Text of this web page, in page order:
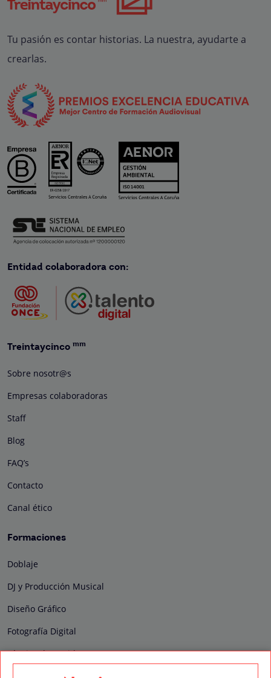
Tu pasión es contar historias. La nuestra, ayudarte a
crearlas.
Entidad colaboradora con:
Treintaycinco mm
Sobre nosotr@s
Empresas colaboradoras
Staff
Blog
FAQ’s
Contacto
Canal ético
Formaciones
Doblaje
DJ y Producción Musical
Diseño Gráfico
Fotografía Digital
Técnico de Sonido